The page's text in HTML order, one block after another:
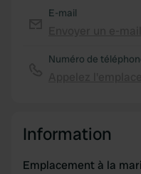
E-mail
Numéro de
Information
Emplacement à la